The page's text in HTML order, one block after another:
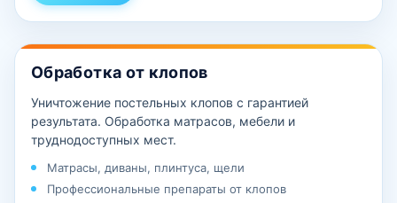
Обработка от клопов
Уничтожение постельных клопов с гарантией
результата. Обработка матрасов, мебели и
труднодоступных мест.
Матрасы, диваны, плинтуса, щели
Профессиональные препараты от клопов